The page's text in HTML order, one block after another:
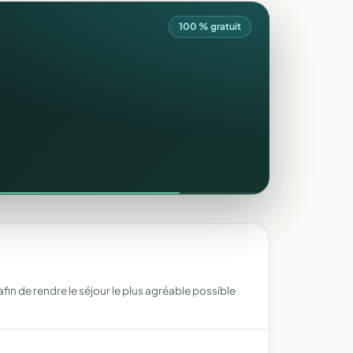
100 % gratuit
de rendre le séjour le plus agréable possible